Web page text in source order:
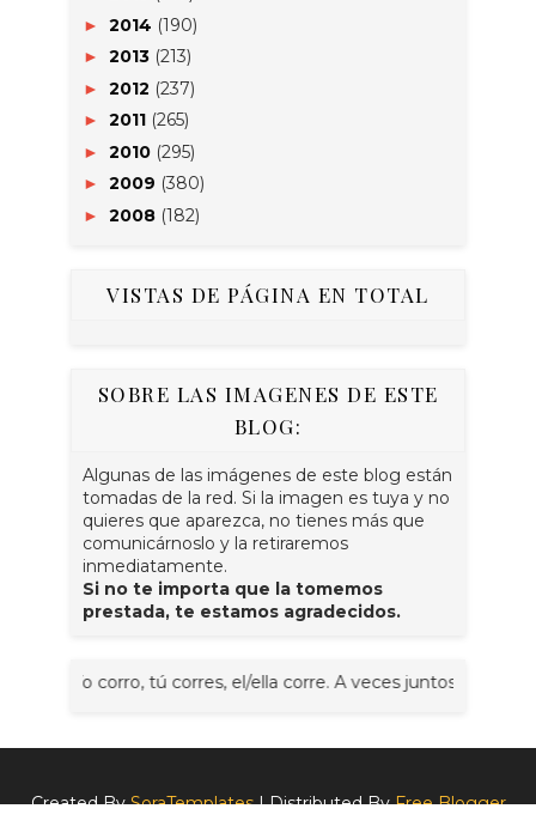
► 2014 (190)
► 2013 (213)
► 2012 (237)
► 2011 (265)
► 2010 (295)
► 2009 (380)
► 2008 (182)
VISTAS DE PÁGINA EN TOTAL
SOBRE LAS IMAGENES DE ESTE
BLOG:
Algunas de las imágenes de este blog están
tomadas de la red. Si la imagen es tuya y no
quieres que aparezca, no tienes más que
comunicárnoslo y la retiraremos
inmediatamente.
Si no te importa que la tomemos
prestada, te estamos agradecidos.
tú corres, el/ella corre. A veces juntos, nosotr@s corremos,
Created BySoraTemplates| Distributed ByFree Blogger